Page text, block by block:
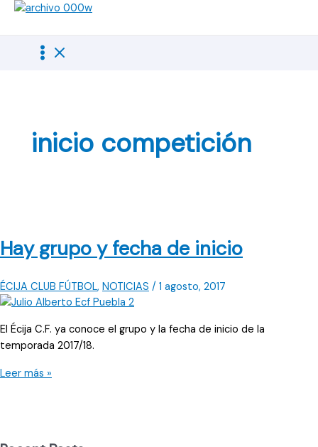
inicio competición
Hay grupo y fecha de inicio
ÉCIJA CLUB FÚTBOL, NOTICIAS / 1 agosto, 2017
El Écija C.F. ya conoce el grupo y la fecha de inicio de la
temporada 2017/18.
Hay
Leer más »